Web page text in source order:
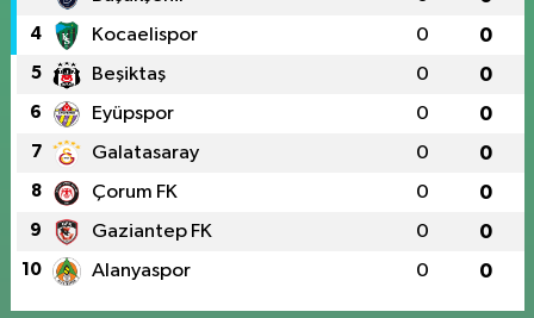
4 Kocaelispor 0 0
5 Beşiktaş 0 0
6 Eyüpspor 0 0
7 Galatasaray 0 0
8 Çorum FK 0 0
9 Gaziantep FK 0 0
10 Alanyaspor 0 0